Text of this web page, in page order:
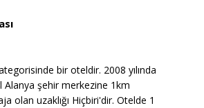
bir oteldir. 2008 yılında
Alanya şehir merkezine 1km
olan uzaklığı Hiçbiri'dir. Otelde 1